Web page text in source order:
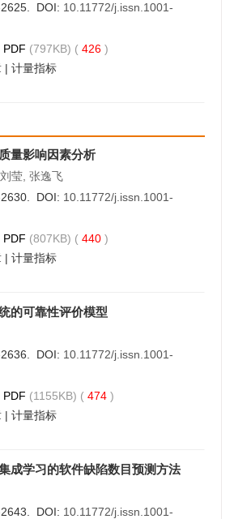
DOI: 10.11772/j.issn.1001-
PDF (797KB) ( 426 )
| 计量指标
量影响因素分析
莹, 张逸飞
DOI: 10.11772/j.issn.1001-
PDF (807KB) ( 440 )
| 计量指标
的可靠性评价模型
DOI: 10.11772/j.issn.1001-
PDF (1155KB) ( 474 )
| 计量指标
成学习的软件缺陷数目预测方法
DOI: 10.11772/j.issn.1001-